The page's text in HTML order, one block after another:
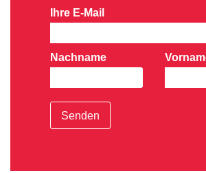
Ihre E-Mail
Nachname
Senden